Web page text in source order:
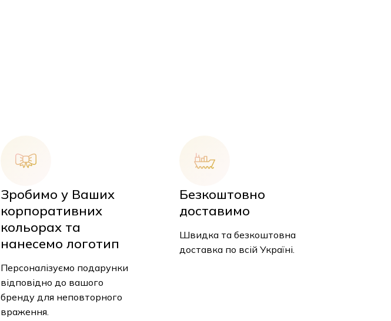
У кошику немає товарів.
Зробимо у Ваших
корпоративних
кольорах та
нанесемо логотип
Персоналізуємо подарунки
відповідно до вашого
бренду для неповторного
враження.
Безкоштовно
доставимо
Швидка та безкоштовна
доставка по всій Україні.